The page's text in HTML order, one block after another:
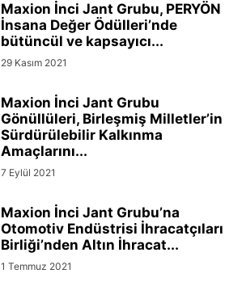
Maxion İnci Jant Grubu, PERYÖN
İnsana Değer Ödülleri’nde
bütüncül ve kapsayıcı...
29 Kasım 2021
Maxion İnci Jant Grubu
Gönüllüleri, Birleşmiş Milletler’in
Sürdürülebilir Kalkınma
Amaçlarını...
7 Eylül 2021
Maxion İnci Jant Grubu’na
Otomotiv Endüstrisi İhracatçıları
Birliği’nden Altın İhracat...
1 Temmuz 2021